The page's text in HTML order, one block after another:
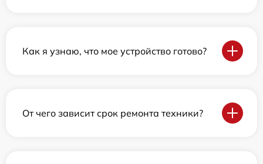
Как я узнаю, что мое устройство готово?
От чего зависит срок ремонта техники?